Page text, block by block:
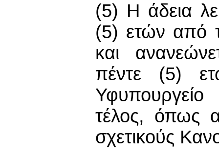
(5) Η άδεια
(5) ετών από
και
πέντε (5)
τέλος, όπως
σχετικούς